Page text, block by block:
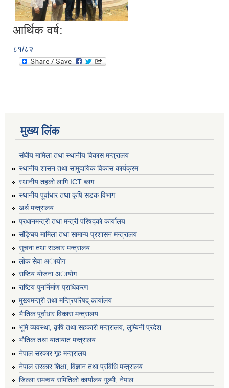
आर्थिक वर्ष:
८१/८२
मुख्य लिंक
संघीय मामिला तथा स्थानीय विकास मन्त्रालय
स्थानीय शासन तथा सामुदायिक विकास कार्यक्रम
स्थानीय तहको लागि ICT ब्लग
स्थानीय पूर्वाधार तथा कृषि सडक विभाग
अर्थ मन्त्रालय
प्रधानमन्त्री तथा मन्त्री परिषद्काे कार्यालय
संङ्घिय मामिला तथा सामान्य प्रशासन मन्त्रालय
सूचना तथा सञ्चार मन्त्रालय
लाेक सेवा अायाेग
राष्टिय याेजना अायाेग
राष्टिय पुनर्निर्माण प्राधिकरण
मुख्यमन्त्री तथा मन्त्रिपरिषद् कार्यालय
भैातिक पूर्वाधार विकास मन्त्रालय
भूमि व्यवस्था, कृषि तथा सहकारी मन्त्रालय, लु्म्बिनी प्रदेश
भाैतिक तथा यातायात मन्त्रालय
नेपाल सरकार गृह मन्त्रालय
नेपाल सरकार शिक्षा, विज्ञान तथा प्रविधि मन्त्रालय
जिल्ला समन्वय समितिको कार्यालय गुल्मी, नेपाल